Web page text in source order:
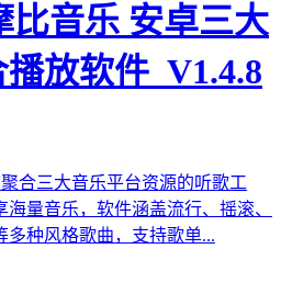
音乐 安卓三大
放软件_V1.4.8
合三大音乐平台资源的听歌工
量音乐，软件涵盖流行、摇滚、
种风格歌曲，支持歌单...